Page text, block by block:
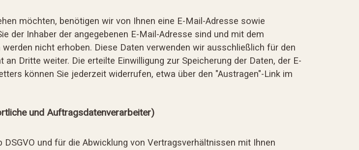
möchten, benötigen wir von Ihnen eine E-Mail-Adresse sowie
der Inhaber der angegebenen E-Mail-Adresse sind und mit dem
nicht erhoben. Diese Daten verwenden wir ausschließlich für den
Dritte weiter. Die erteilte Einwilligung zur Speicherung der Daten, der E-
können Sie jederzeit widerrufen, etwa über den "Austragen"-Link im
und Auftragsdatenverarbeiter)
und für die Abwicklung von Vertragsverhältnissen mit Ihnen